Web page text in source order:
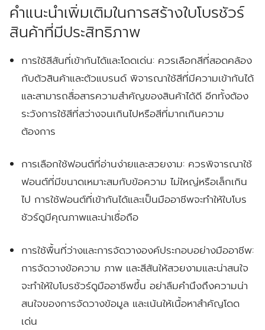
คำแนะนำเพิ่มเติมในการสร้างใบโบรชัวร์
สินค้าที่มีประสิทธิภาพ
การใช้สีสันที่เข้ากันได้และโดดเด่น: ควรเลือกสีที่สอดคล้อง
กับตัวสินค้าและตัวแบรนด์ พิจารณาใช้สีที่มีความเข้ากันได้
และสามารถสื่อสารความสำคัญของสินค้าได้ดี อีกทั้งต้อง
ระวังการใช้สีที่สว่างจนเกินไปหรือสีที่มากเกินความ
ต้องการ
การเลือกใช้ฟอนต์ที่อ่านง่ายและสวยงาม: ควรพิจารณาใช้
ฟอนต์ที่มีขนาดเหมาะสมกับข้อความ ไม่ใหญ่หรือเล็กเกิน
ไป การใช้ฟอนต์ที่เข้ากันได้และเป็นมืออาชีพจะทำให้ใบโบร
ชัวร์ดูมีคุณภาพและน่าเชื่อถือ
การใช้พื้นที่ว่างและการจัดวางองค์ประกอบอย่างมืออาชีพ:
การจัดวางข้อความ ภาพ และสีสันให้สวยงามและน่าสนใจ
จะทำให้ใบโบรชัวร์ดูมืออาชีพขึ้น อย่าลืมคำนึงถึงความน่า
สนใจของการจัดวางข้อมูล และเน้นให้เนื้อหาสำคัญโดด
เด่น